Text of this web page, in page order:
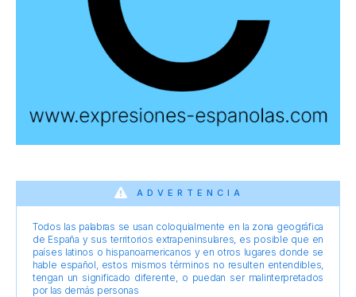
ADVERTENCIA
Todos las palabras se usan coloquialmente en la zona geográfica
de España y sus territorios extrapeninsulares, es posible que en
países latinos o hispanoamericanos y en otros lugares donde se
hable español, estos mismos términos no resulten entendibles,
tengan un significado diferente, o puedan ser malinterpretados
por las demás personas